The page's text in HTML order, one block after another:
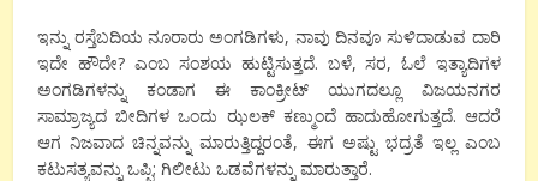
ಇನ್ನು ರಸ್ತೆಬದಿಯ ನೂರಾರು ಅಂಗಡಿಗಳು, ನಾವು ದಿನವೂ ಸುಳಿದಾಡುವ ದಾರಿ
ಇದೇ ಹೌದೇ? ಎಂಬ ಸಂಶಯ ಹುಟ್ಟಿಸುತ್ತದೆ. ಬಳೆ, ಸರ, ಓಲೆ ಇತ್ಯಾದಿಗಳ
ಅಂಗಡಿಗಳನ್ನು ಕಂಡಾಗ ಈ ಕಾಂಕ್ರೀಟ್ ಯುಗದಲ್ಲೂ ವಿಜಯನಗರ
ಸಾಮ್ರಾಜ್ಯದ ಬೀದಿಗಳ ಒಂದು ಝಲಕ್ ಕಣ್ಮುಂದೆ ಹಾದುಹೋಗುತ್ತದೆ. ಆದರೆ
ಆಗ ನಿಜವಾದ ಚಿನ್ನವನ್ನು ಮಾರುತ್ತಿದ್ದರಂತೆ, ಈಗ ಅಷ್ಟು ಭದ್ರತೆ ಇಲ್ಲ ಎಂಬ
ಕಟುಸತ್ಯವನ್ನು ಒಪ್ಪಿ; ಗಿಲೀಟು ಒಡವೆಗಳನ್ನು ಮಾರುತ್ತಾರೆ.